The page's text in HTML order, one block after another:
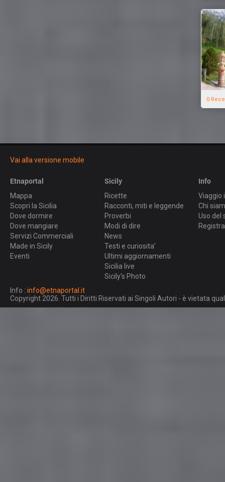
0
Vai alla versione mobile
Etnaportal
Mappa
Scopri la Sicilia
Dove dormire
Dove mangiare
Servizi Commerciali
Made in Sicily
Eventi
Sicily
Ricette
Racconti, miti e leggende
Proverbi
Modi di dire
News
Testi e curiosita'
Ultimi aggiornamenti
Sicilia live
Sicily's Photo
Info
Viaggio
Chi
Uso del
Info : info@etnaportal.it
Copyright 2026. Tutti i Diritti Riservati ai Singoli Autori - è vietata